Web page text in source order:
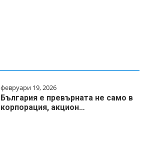
февруари 19, 2026
България е превърната не само в
корпорация, акцион…